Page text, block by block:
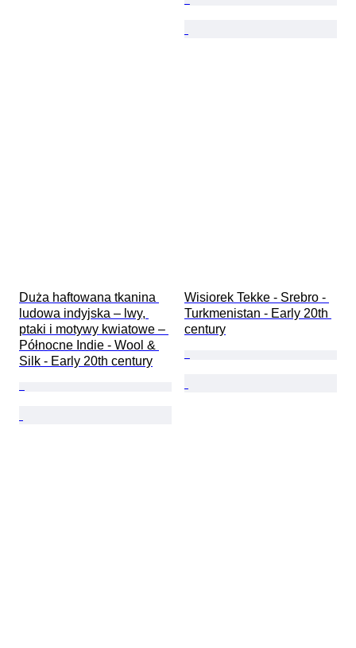
Duża haftowana tkanina
ludowa indyjska – lwy,
ptaki i motywy kwiatowe –
Północne Indie - Wool &
Silk - Early 20th century
Wisiorek Tekke - Srebro -
Turkmenistan - Early 20th
century